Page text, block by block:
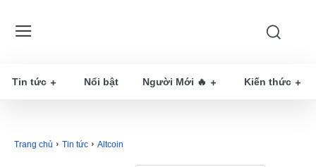
Tin tức Nổi bật Người Mới 🔥 Kiến thức
Trang chủ Tin tức Altcoin